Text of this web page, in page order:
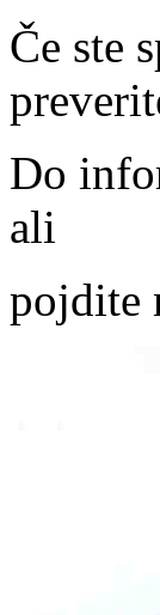
Če ste
Do
ali
pojdite